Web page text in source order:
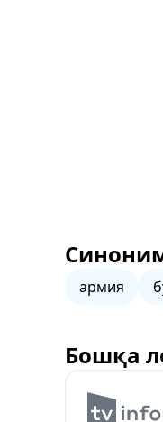
армия
Бошқа